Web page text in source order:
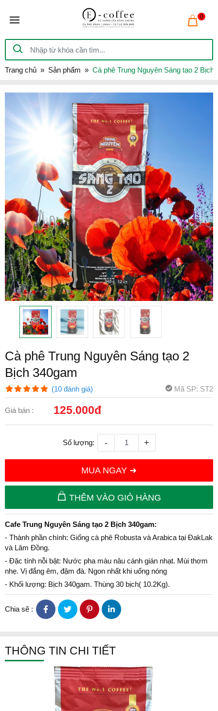
0
Trang chủ Sản phẩm Cà phê Trung Nguyên Sáng tạo 2 Bịch
Cà phê Trung Nguyên Sáng tạo 2
Bịch 340gam
(10 đánh giá) Mã SP: ST2
Giá bán : 125.000đ
Số lượng: - +
MUA NGAY ➜
THÊM VÀO GIỎ HÀNG
Cafe Trung Nguyên Sáng tạo 2 Bịch 340gam:
- Thành phần chính: Giống cà phê Robusta và Arabica tại ĐakLak
và Lâm Đồng.
- Đặc tính nỗi bật: Nước pha màu nâu cánh gián nhạt. Mùi thơm
nhẹ. Vị đắng êm, đậm đà. Ngon nhất khi uống nóng
- Khối lượng: Bịch 340gam. Thùng 30 bịch( 10.2Kg).
Chia sẽ :
THÔNG TIN CHI TIẾT